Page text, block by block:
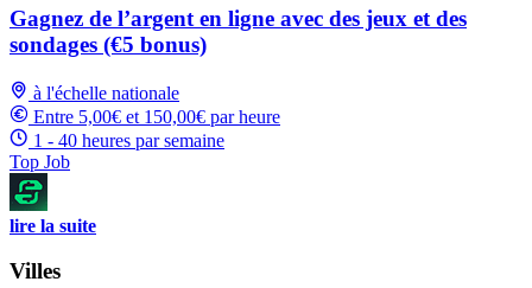
Gagnez de l’argent en ligne avec des jeux et des
sondages (€5 bonus)
à l'échelle nationale
Entre 5,00€ et 150,00€ par heure
1 - 40 heures par semaine
Top Job
lire la suite
Villes